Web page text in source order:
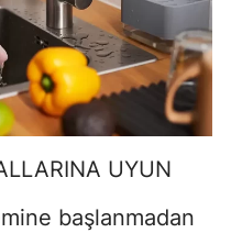
UYUN
başlanmadan